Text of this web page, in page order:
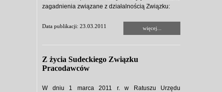
zagadnienia związane z działalnością Związku:
Data publikacji: 23.03.2011 więcej...
Z życia Sudeckiego Związku
Pracodawców
W dniu 1 marca 2011 r. w Ratuszu Urzędu